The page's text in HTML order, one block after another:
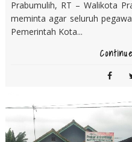
Prabumulih, RT – Walikota
meminta agar seluruh
Pemerintah Kota...